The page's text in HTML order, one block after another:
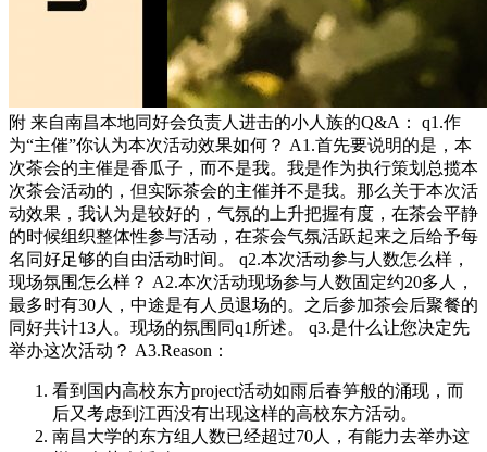
附 来自南昌本地同好会负责人进击的小人族的Q&A： q1.作
为“主催”你认为本次活动效果如何？ A1.首先要说明的是，本
次茶会的主催是香瓜子，而不是我。我是作为执行策划总揽本
次茶会活动的，但实际茶会的主催并不是我。那么关于本次活
动效果，我认为是较好的，气氛的上升把握有度，在茶会平静
的时候组织整体性参与活动，在茶会气氛活跃起来之后给予每
名同好足够的自由活动时间。 q2.本次活动参与人数怎么样，
现场氛围怎么样？ A2.本次活动现场参与人数固定约20多人，
最多时有30人，中途是有人员退场的。之后参加茶会后聚餐的
同好共计13人。现场的氛围同q1所述。 q3.是什么让您决定先
举办这次活动？ A3.Reason：
看到国内高校东方project活动如雨后春笋般的涌现，而
后又考虑到江西没有出现这样的高校东方活动。
南昌大学的东方组人数已经超过70人，有能力去举办这